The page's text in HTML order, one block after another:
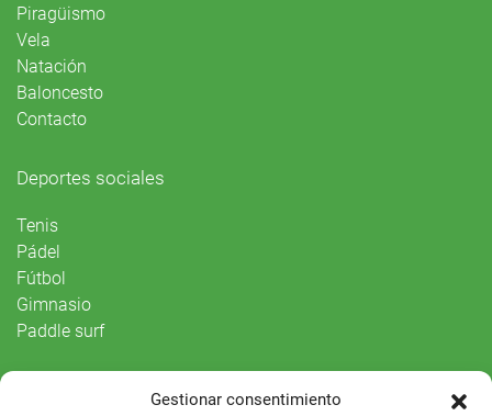
Gestionar consentimiento
Piragüismo
Vela
Natación
Baloncesto
Contacto
Deportes sociales
Tenis
Pádel
Fútbol
Gimnasio
Paddle surf